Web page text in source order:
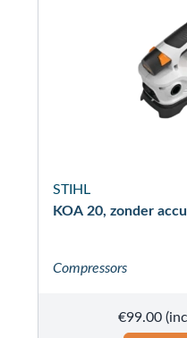
STIHL
KOA 20, zonder
Compressors
€99.00